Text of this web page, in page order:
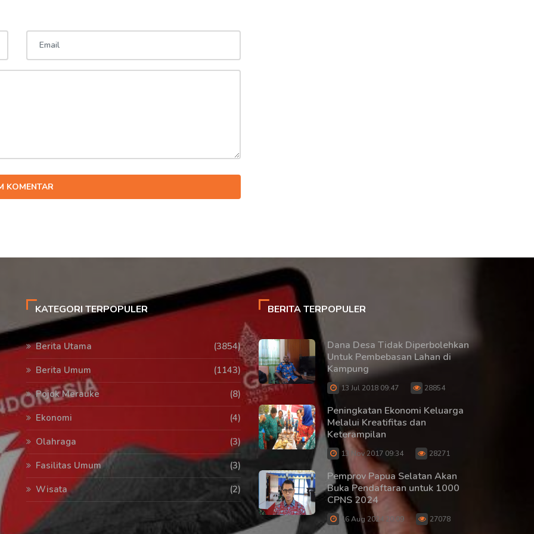
KOMENTAR
KATEGORI TERPOPULER
Berita Utama
(3854)
Berita Umum
(1143)
Pojok Merauke
(8)
Ekonomi
(4)
Olahraga
(3)
Fasilitas Umum
(3)
Wisata
(2)
BERITA TERPOPULER
Dana Desa Tidak Diperbolehkan
Untuk Pembebasan Lahan di
Kampung
13 Jul 2018 09:47 28854
Peningkatan Ekonomi Keluarga
Melalui Kreatifitas dan
Keterampilan
13 Nov 2017 09:34 28271
Pemprov Papua Selatan Akan
Buka Pendaftaran untuk 1000
CPNS 2024
16 Aug 2024 20:09 27078